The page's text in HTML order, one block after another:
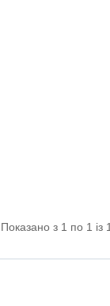
Показано з 1 по 1 із